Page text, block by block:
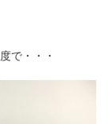
で・・・